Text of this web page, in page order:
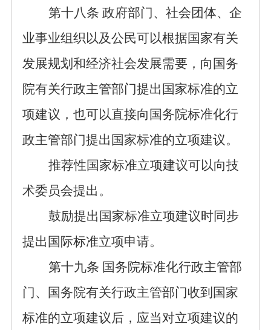
第十八条 政府部门、 社会团体、 企
业事业组织以及公民可以根据国家有关
发展规划和经济社会发展需要，向 国务
院有关行政主管部门提出国家标准的立
项建议 ，也可以直接向 国务院标准化行
政主管部门提出国家标准的立项建议。
推荐性国家标准立项建议可以向技
术委员会提出。
鼓励提出国家标准立项建议时同步
提出国际标准立项申请。
第十九条 国务院标准化行政主管部
门、国务院有关行政主管部门收到国家
标准的立项建议后，应当对立项建议的